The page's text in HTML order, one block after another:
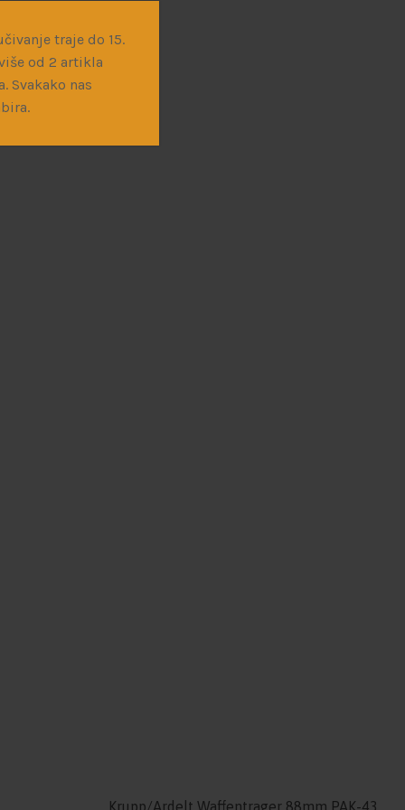
traje do 15.
od 2 artikla
Svakako nas
Krupp/Ardelt Waffentrager 88mm PAK-43